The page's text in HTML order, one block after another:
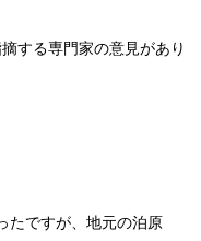
する専門家の意見があり
たですが、地元の泊原